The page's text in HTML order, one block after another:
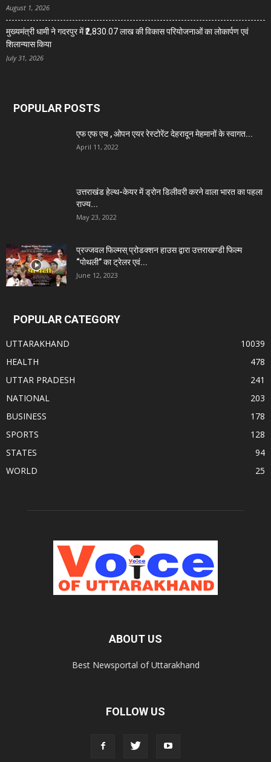
August 1, 2026
मुख्यमंत्री धामी ने गदरपुर में ₹2,830.07 लाख की विकास परियोजनाओं का लोकार्पण एवं
शिलान्यास किया
July 31, 2026
POPULAR POSTS
एफ एफ एच , ओपन एयर रेस्टोरेंट देहरादून मेहमानों के स्वागत...
April 11, 2022
उत्तराखंड हेल्थ-केयर में ड्रोन डिलीवरी करने वाला भारत का पहला
राज्य...
May 23, 2022
प्रज्जवल फिल्मस् प्रोडक्शन हाउस द्वारा उत्तराखण्डी फिल्म
“पोथली” का ट्रेलर एवं...
June 12, 2023
POPULAR CATEGORY
UTTARAKHAND
10039
HEALTH
478
UTTAR PRADESH
241
NATIONAL
203
BUSINESS
178
SPORTS
128
STATES
94
WORLD
25
ABOUT US
Best Newsportal of Uttarakhand
FOLLOW US